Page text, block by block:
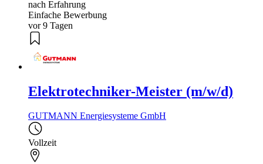
nach Erfahrung
Einfache Bewerbung
vor 9 Tagen
Elektrotechniker-Meister (m/w/d)
GUTMANN Energiesysteme GmbH
Vollzeit